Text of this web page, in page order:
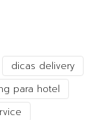
dicas delivery
para hotel